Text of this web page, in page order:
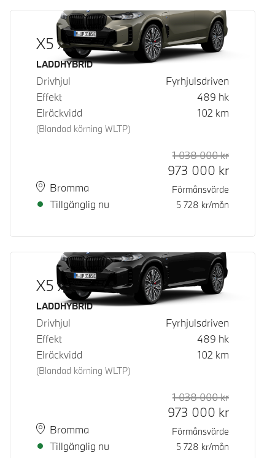
X5 xDrive50e
Bränsle
LADDHYBRID
Drivhjul
Fyrhjulsdriven
Effekt
489 hk
Elräckvidd
(Blandad körning WLTP)
102 km
PlatsBromma
Leveranstid
Tillgänglig nu
Rek. ord
1 038 000kr
973 000 kr
Förmånsvärde
5 728 kr/mån
X5 xDrive50e
Bränsle
LADDHYBRID
Drivhjul
Fyrhjulsdriven
Effekt
489 hk
Elräckvidd
(Blandad körning WLTP)
102 km
PlatsBromma
Leveranstid
Tillgänglig nu
Rek. ord
1 038 000kr
973 000 kr
Förmånsvärde
5 728 kr/mån